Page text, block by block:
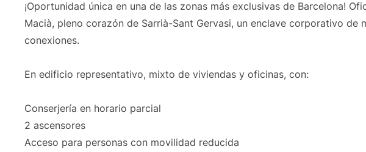
¡Oportunidad única en una de las zonas más exclusivas de Barcelona!
Macià, pleno corazón de Sarrià-Sant Gervasi, un enclave corporativo de
conexiones.
En edificio representativo, mixto de viviendas y oficinas, con:
Conserjería en horario parcial
2 ascensores
Acceso para personas con movilidad reducida